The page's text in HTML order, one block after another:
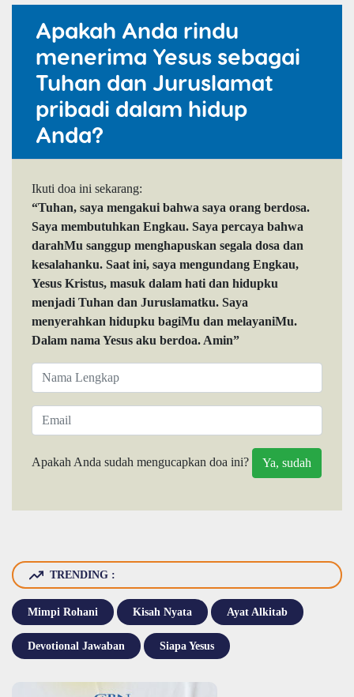
Apakah Anda rindu
menerima Yesus sebagai
Tuhan dan Juruslamat
pribadi dalam hidup
Anda?
Ikuti doa ini sekarang:
“Tuhan, saya mengakui bahwa saya orang berdosa.
Saya membutuhkan Engkau. Saya percaya bahwa
darahMu sanggup menghapuskan segala dosa dan
kesalahanku. Saat ini, saya mengundang Engkau,
Yesus Kristus, masuk dalam hati dan hidupku
menjadi Tuhan dan Juruslamatku. Saya
menyerahkan hidupku bagiMu dan melayaniMu.
Dalam nama Yesus aku berdoa. Amin”
Apakah Anda sudah mengucapkan doa ini?
TRENDING :
Mimpi Rohani Kisah Nyata Ayat Alkitab
Devotional Jawaban Siapa Yesus